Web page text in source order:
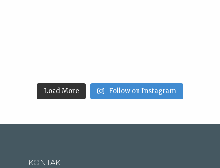
Load More Follow on Instagram
KONTAKT